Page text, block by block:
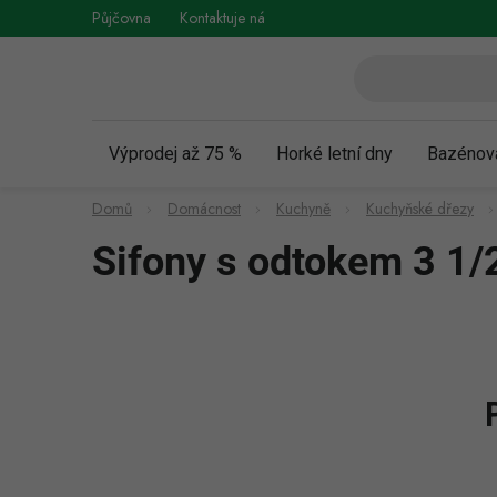
na
Půjčovna Kontaktuje nás
Výprodej až 75 % Horké letní dny
Domů Domácnost Kuchyně Kuchyňské dřezy
Sifony s odtokem 3 1/